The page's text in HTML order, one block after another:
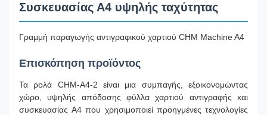
Συσκευασίας Α4 υψηλής ταχύτητας
Γραμμή παραγωγής αντιγραφικού χαρτιού CHM Machine A4
Επισκόπηση προϊόντος
Τα ρολά CHM-A4-2 είναι μια συμπαγής, εξοικονομώντας
χώρο, υψηλής απόδοσης φύλλα χαρτιού αντιγραφής και
συσκευασίας A4 που χρησιμοποιεί προηγμένες τεχνολογίες